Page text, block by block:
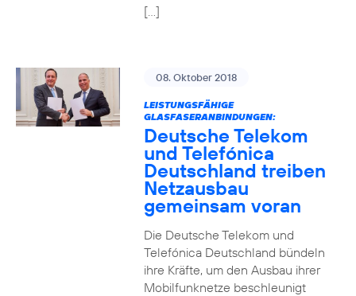
[…]
08. Oktober 2018
LEISTUNGSFÄHIGE
GLASFASERANBINDUNGEN:
Deutsche Telekom
und Telefónica
Deutschland treiben
Netzausbau
gemeinsam voran
Die Deutsche Telekom und
Telefónica Deutschland bündeln
ihre Kräfte, um den Ausbau ihrer
Mobilfunknetze beschleunigt